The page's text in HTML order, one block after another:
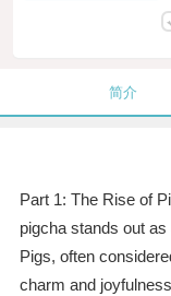
简介
Part 1: The Rise of
pigcha stands out
Pigs, often
charm and